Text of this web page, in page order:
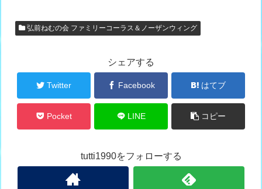
弘前ねむの会 ファミリーコーラス＆ノーザンウィング
シェアする
Twitter Facebook はてブ
Pocket LINE コピー
tutti1990をフォローする